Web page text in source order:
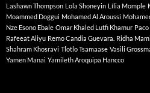
Lashawn Thompson Lola Shoneyin Lília Momple
Moammed Doggui Mohamed Al Aroussi
Nze Esono Ebale Omar Khaled Lutfi Khamur
Rafeeat Aliyu Remo Candia Guevara. Ridha Mami
Shahram Khosravi Tlotlo Tsamaase Vasili
Yamen Manai Yamileth Aroquipa Hancco